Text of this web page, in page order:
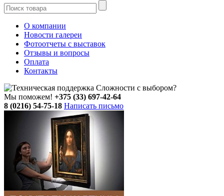
О компании
Новости галереи
Фотоотчеты с выставок
Отзывы и вопросы
Оплата
Контакты
Сложности с выбором?
Мы поможем! +375 (33) 697-42-64
8 (0216) 54-75-18 Написать письмо